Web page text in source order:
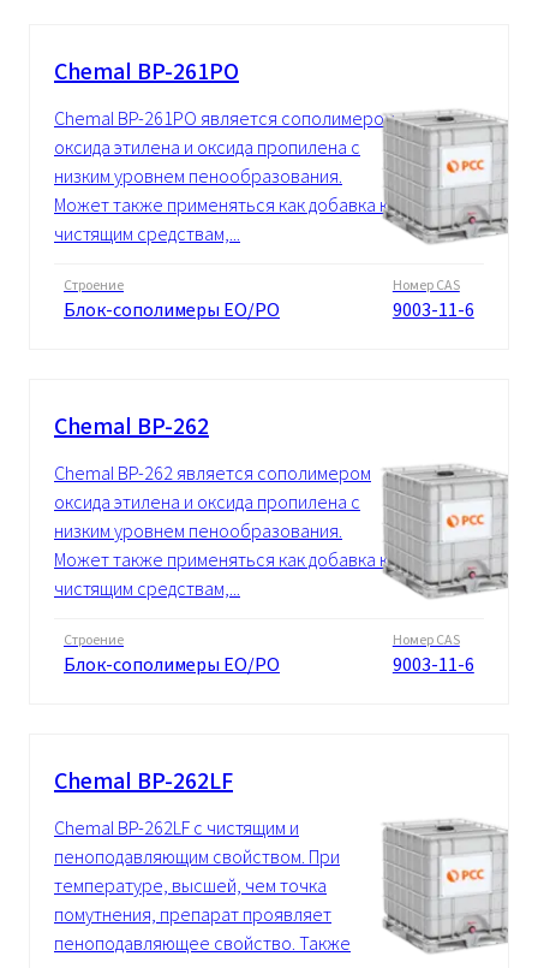
Chemal BP-261PO
Chemal BP-261PO является сополимером
оксида этилена и оксида пропилена с
низким уровнем пенообразования.
Может также применяться как добавка к
чистящим средствам,...
Строение
Блок-сополимеры EO/PO
Номер CAS
9003-11-6
Chemal BP-262
Chemal BP-262 является сополимером
оксида этилена и оксида пропилена с
низким уровнем пенообразования.
Может также применяться как добавка к
чистящим средствам,...
Строение
Блок-сополимеры EO/PO
Номер CAS
9003-11-6
Chemal BP-262LF
Chemal BP-262LF с чистящим и
пеноподавляющим свойством. При
температуре, высшей, чем точка
помутнения, препарат проявляет
пеноподавляющее свойство. Также